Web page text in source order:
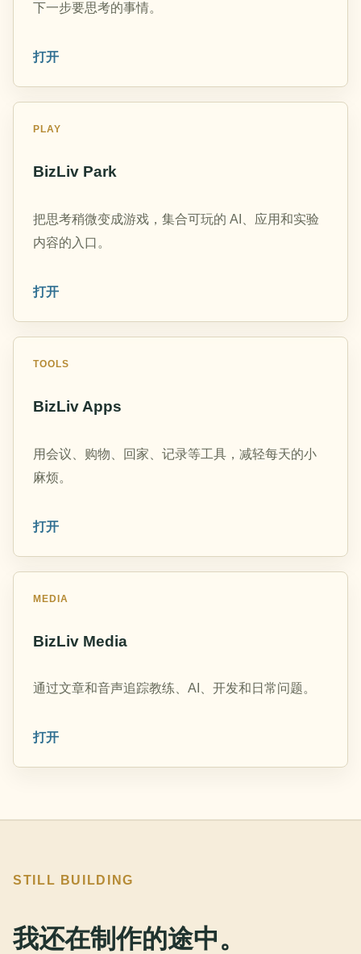
下一步要思考的事情。
打开
PLAY
BizLiv Park
把思考稍微变成游戏，集合可玩的 AI、应用和实验
内容的入口。
打开
TOOLS
BizLiv Apps
用会议、购物、回家、记录等工具，减轻每天的小
麻烦。
打开
MEDIA
BizLiv Media
通过文章和音声追踪教练、AI、开发和日常问题。
打开
STILL BUILDING
我还在制作的途中。